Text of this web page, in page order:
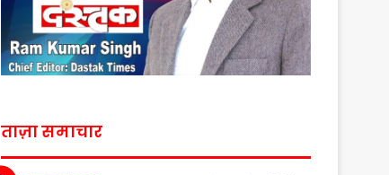
ताज़ा समाचार